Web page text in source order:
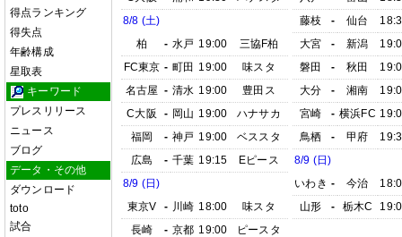
得点ランキング
得失点
年齢構成
星取表
キーワード
プレスリリース
ニュース
ブログ
データ・その他
ダウンロード
toto
試合
8/8 (土)
柏
- 水戸 19:00
三協F柏
FC東京 - 町田 19:00
味スタ
名古屋 - 清水 19:00
豊田ス
C大阪
- 岡山 19:00
ハナサカ
福岡
- 神戸 19:00
ベススタ
広島
- 千葉 19:15
Eピース
8/9 (日)
東京V
- 川崎 18:00
味スタ
長崎
- 京都 19:00 ピースタ
藤枝
- 仙台
大宮
- 新潟
磐田
- 秋田
大分
- 湘南
宮崎
- 横浜FC
鳥栖
- 甲府
8/9 (日)
いわき - 今治
山形
- 栃木C